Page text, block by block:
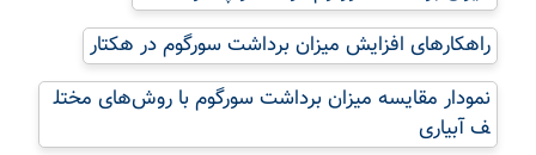
راهکارهای افزایش میزان برداشت سورگوم در هکتار
نمودار مقایسه میزان برداشت سورگوم با روش‌های مختل
ف آبیاری